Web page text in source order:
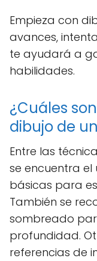
Empieza con
avances,
te ayudará a
habilidades.
¿Cuáles
dibujo de
Entre las
se encuentra
básicas para
También se
sombreado
profundidad.
referencias de